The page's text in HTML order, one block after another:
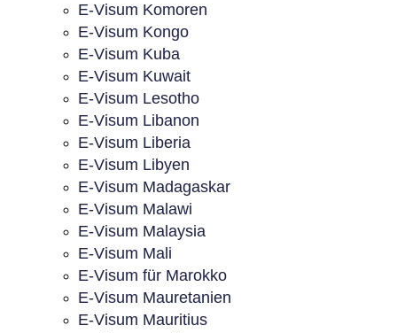
E-Visum Komoren
E-Visum Kongo
E-Visum Kuba
E-Visum Kuwait
E-Visum Lesotho
E-Visum Libanon
E-Visum Liberia
E-Visum Libyen
E-Visum Madagaskar
E-Visum Malawi
E-Visum Malaysia
E-Visum Mali
E-Visum für Marokko
E-Visum Mauretanien
E-Visum Mauritius